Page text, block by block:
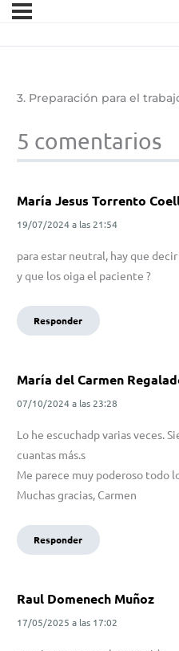
3. Preparación para el
5 comentarios
María Jesus Torrento
19/07/2024a las 21:54
para estar neutral, hay que
y que los oiga el paciente ?
Responder
María del Carmen
07/10/2024a las 23:28
Lo he escuchadp varias veces.
cuantas más.s
Me parece muy poderoso todo
Muchas gracias, Carmen
Responder
Raul Domenech Muñoz
17/05/2025 a las 17:02